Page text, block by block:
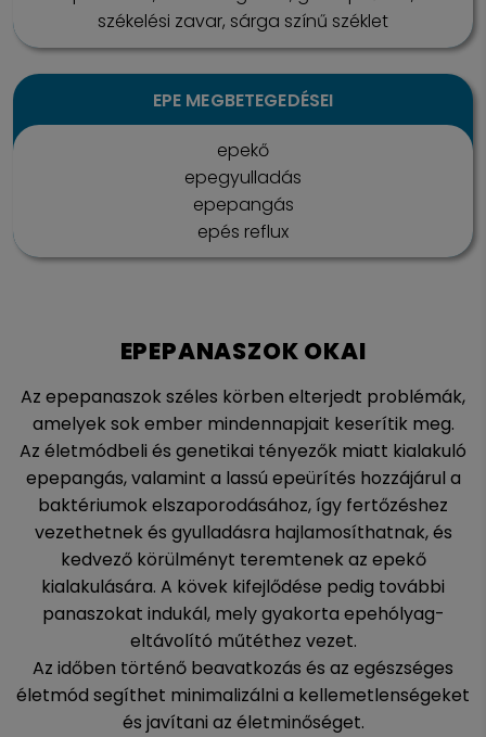
székelési zavar, sárga színű széklet
EPE MEGBETEGEDÉSEI
epekő
epegyulladás
epepangás
epés reflux
EPEPANASZOK OKAI
Az epepanaszok széles körben elterjedt problémák,
amelyek sok ember mindennapjait keserítik meg.
Az életmódbeli és genetikai tényezők miatt kialakuló
epepangás, valamint a lassú epeürítés hozzájárul a
baktériumok elszaporodásához, így fertőzéshez
vezethetnek és gyulladásra hajlamosíthatnak, és
kedvező körülményt teremtenek az epekő
kialakulására. A kövek kifejlődése pedig további
panaszokat indukál, mely gyakorta epehólyag-
eltávolító műtéthez vezet.
Az időben történő beavatkozás és az egészséges
életmód segíthet minimalizálni a kellemetlenségeket
és javítani az életminőséget.